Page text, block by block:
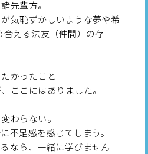
先輩方。
気恥ずかしいような夢や希
える法友（仲間）の存
かったこと
ここにはありました。
わらない。
不足感を感じてしまう。
なら、一緒に学びません